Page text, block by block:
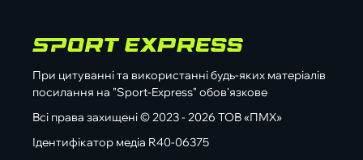
При цитуванні та використанні будь-яких матеріалів
посилання на "Sport-Express" обов'язкове
Всі права захищені © 2023 - 2026 ТОВ «ПМХ»
Ідентифікатор медіа R40-06375